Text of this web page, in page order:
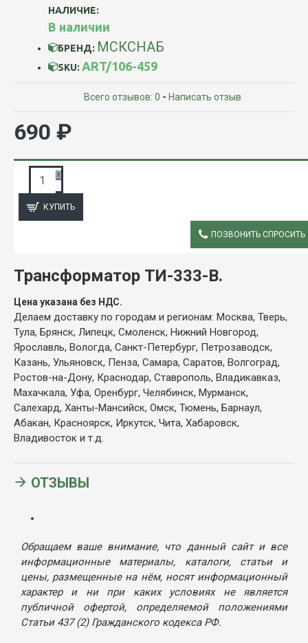
НАЛИЧИЕ:
В наличии
БРЕНД: МСКСНАБ
SKU: ART/106-459
Всего отзывов: 0 - Написать отзыв
690 ₽
КУПИТЬ
ПОЗВОНИТЬ СПРОСИТЬ
Трансформатор ТИ-333-В.
Цена указана без НДС.
Делаем доставку по городам и регионам: Москва, Тверь,
Тула, Брянск, Липецк, Смоленск, Нижний Новгород,
Ярославль, Вологда, Санкт-Петербург, Петрозаводск,
Казань, Ульяновск, Пенза, Самара, Саратов, Волгоград,
Ростов-на-Дону, Краснодар, Ставрополь, Владикавказ,
Махачкала, Уфа, Оренбург, Челябинск, Мурманск,
Салехард, Ханты-Мансийск, Омск, Тюмень, Барнаул,
Абакан, Красноярск, Иркутск, Чита, Хабаровск,
Владивосток и т.д.
ОТЗЫВЫ
Обращаем ваше внимание, что данный сайт и все
информационные материалы, каталоги, статьи и
цены, размещенные на нём, носят информационный
характер и ни при каких условиях не является
публичной офертой, определяемой положениями
Статьи 437 (2) Гражданского кодекса РФ.